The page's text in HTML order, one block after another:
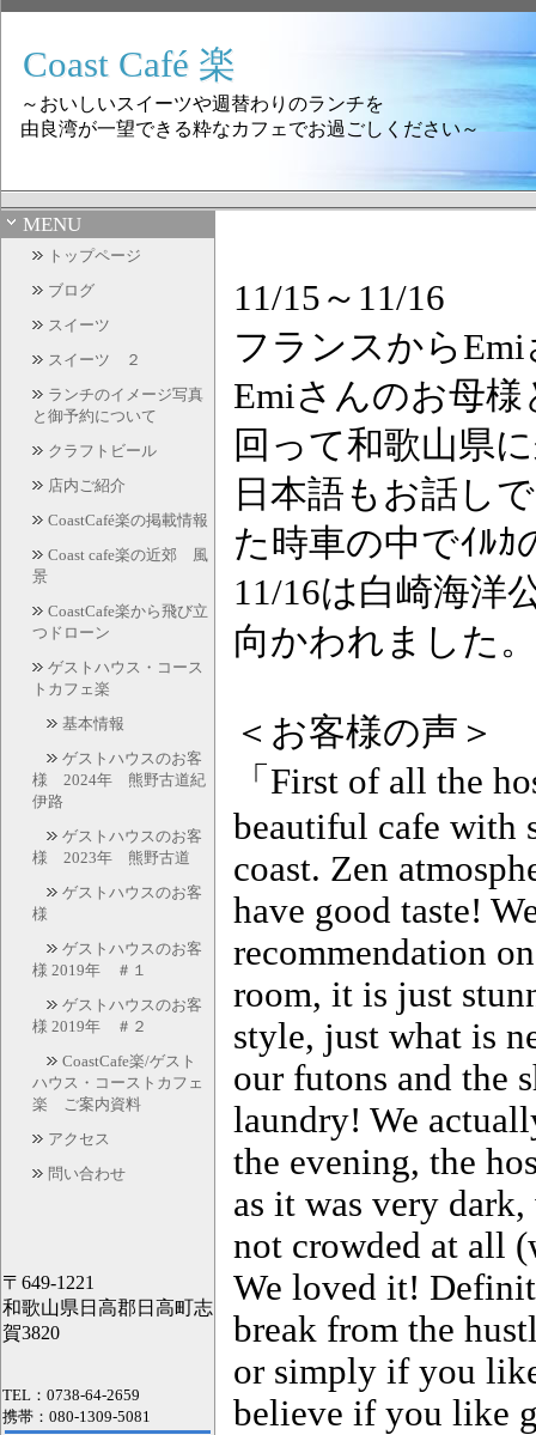
Coast Café 楽
～おいしいスイーツや週替わりのランチを
由良湾が一望できる粋なカフェでお過ごしください～
MENU
トップページ
ブログ
スイーツ
スイーツ ２
ランチのイメージ写真
と御予約について
クラフトビール
店内ご紹介
CoastCafé楽の掲載情報
Coast cafe楽の近郊 風
景
CoastCafe楽から飛び立
つドローン
ゲストハウス・コース
トカフェ楽
基本情報
ゲストハウスのお客
様 2024年 熊野古道紀
伊路
ゲストハウスのお客
様 2023年 熊野古道
ゲストハウスのお客
様
ゲストハウスのお客
様 2019年 ＃１
ゲストハウスのお客
様 2019年 ＃２
CoastCafe楽/ゲスト
ハウス・コーストカフェ
楽 ご案内資料
アクセス
問い合わせ
〒649-1221
和歌山県日高郡日高町志
賀3820
TEL：0738-64-2659
携帯：080-1309-5081
11/15～11/16
フランスから
Emiさんのお母
回って和歌山県
日本語もお話し
た時車の中でｲﾙ
11/16は白崎海洋
向かわれました。
＜お客様の声＞
「First of all the
beautiful cafe with
coast. Zen
have good taste!
recommendation
room, it is just
style, just what is
our futons and the
laundry! We
the evening, the
as it was very
not crowded at all
We loved it!
break from the
or simply if you
believe if you like